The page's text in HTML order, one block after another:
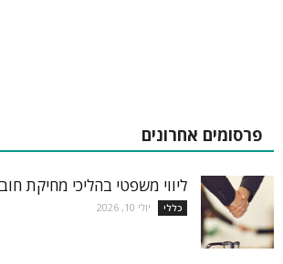
פרסומים אחרונים
ליווי משפטי בהליכי מחיקת
כללי יולי 10, 2026